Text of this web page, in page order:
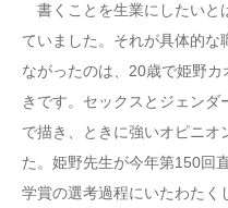
書くことを生業にしたいと
ていました。それが具体的な
ながったのは、20歳で姫野
きです。セックスとジェン
で描き、ときに強いオピニオ
た。姫野先生が今年第150回
学賞の選考過程にいたわたく